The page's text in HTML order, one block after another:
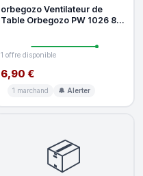
orbegozo Ventilateur de
Table Orbegozo PW 1026 8W
1 offre disponible
6,90 €
1 marchand 🔔 Alerter
📦